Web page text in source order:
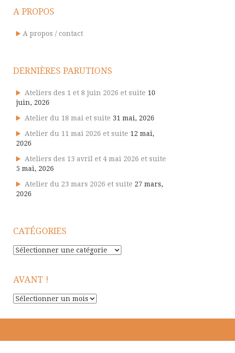
A PROPOS
A propos / contact
DERNIÈRES PARUTIONS
Ateliers des 1 et 8 juin 2026 et suite 10
juin, 2026
Atelier du 18 mai et suite 31 mai, 2026
Atelier du 11 mai 2026 et suite 12 mai,
2026
Ateliers des 13 avril et 4 mai 2026 et suite
5 mai, 2026
Atelier du 23 mars 2026 et suite 27 mars,
2026
CATÉGORIES
Catégories
AVANT !
Avant